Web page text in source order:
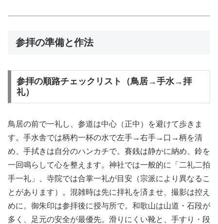
参拝の準備と作法
参拝の順路チェックリスト（鳥居→手水→拝
礼）
鳥居の前で一礼し、参道は中心（正中）を避けて歩きま
す。手水舎では柄杓一杯の水で左手→右手→口→柄を清
め、手拭きは自分のハンカチで。賽銭は静かに納め、鈴を
一回鳴らして心を整えます。神社では一般的に「二礼二拍
手一礼」、寺院では合掌一礼が目安（宗派により異なるこ
とがあります）。混雑時は先に拝礼を済ませ、撮影は控え
めに。御朱印は参拝後に授与所で。和歌山は山道・石段が
多く、足元の安全が最優先。滑りにくい靴と、手すり・段